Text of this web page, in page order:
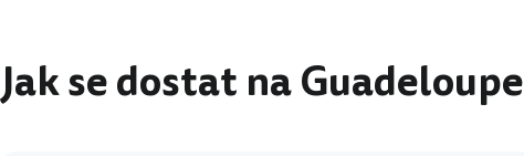
Jak se dostat na Guadeloupe